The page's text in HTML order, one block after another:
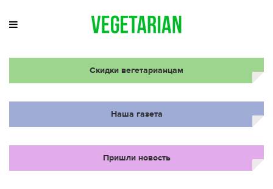
Скидки вегетарианцам
Наша газета
Пришли новость